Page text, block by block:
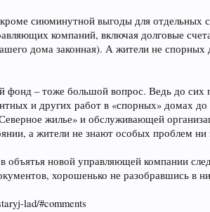
сиюминутной выгоды для отдельных
компаний, включая долговые
дома законная). А жители не
фонд – тоже большой вопрос. Ведь до сих
и других работ в «спорных» домах
жилье» и обслуживающей
а жители не знают особых проблем
объятья новой управляющей компании
хорошенько не разобравшись в
lad/#comments